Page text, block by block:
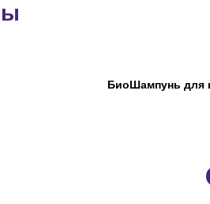
БиоШампунь для